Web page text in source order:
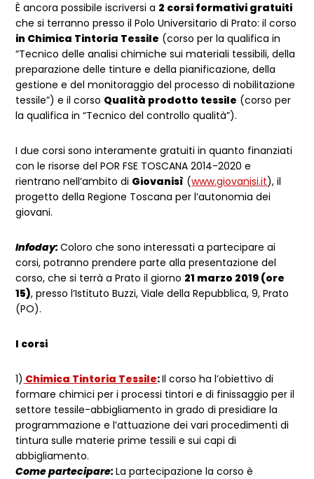
È ancora possibile iscriversi a 2 corsi formativi gratuiti
che si terranno presso il Polo Universitario di Prato: il corso
in Chimica Tintoria Tessile (corso per la qualifica in
“Tecnico delle analisi chimiche sui materiali tessibili, della
preparazione delle tinture e della pianificazione, della
gestione e del monitoraggio del processo di nobilitazione
tessile”) e il corso Qualità prodotto tessile (corso per
la qualifica in “Tecnico del controllo qualità”).
I due corsi sono interamente gratuiti in quanto finanziati
con le risorse del POR FSE TOSCANA 2014-2020 e
rientrano nell’ambito di Giovanisì (www.giovanisi.it), il
progetto della Regione Toscana per l’autonomia dei
giovani.
Infoday:Coloro che sono interessati a partecipare ai
corsi, potranno prendere parte alla presentazione del
corso, che si terrà a Prato il giorno 21 marzo 2019 (ore
15), presso l’Istituto Buzzi, Viale della Repubblica, 9, Prato
(PO).
I corsi
1) Chimica Tintoria Tessile:Il corso ha l’obiettivo di
formare chimici per i processi tintori e di finissaggio per il
settore tessile-abbigliamento in grado di presidiare la
programmazione e l’attuazione dei vari procedimenti di
tintura sulle materie prime tessili e sui capi di
abbigliamento.
Come partecipare:La partecipazione la corso è